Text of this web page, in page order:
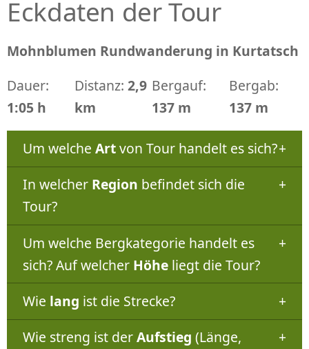
Eckdaten der Tour
Mohnblumen Rundwanderung in Kurtatsch
Dauer:
1:05 h
Distanz: 2,9
km
Bergauf:
137 m
Bergab:
137 m
Um welche Artvon Tour handelt es sich?
In welcher Region befindet sich die
Tour?
Um welche Bergkategorie handelt es
sich? Auf welcher Höheliegt die Tour?
Wie lang ist die Strecke?
Wie streng ist derAufstieg (Länge,